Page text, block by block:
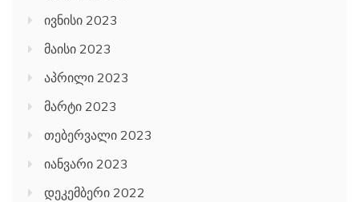
ივნისი 2023
მაისი 2023
აპრილი 2023
მარტი 2023
თებერვალი 2023
იანვარი 2023
დეკემბერი 2022